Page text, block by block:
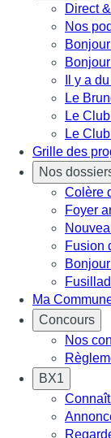
Direct
Nos
Il y a
Le
Le
Le
Grille des
Nos
Colère
Foyer
Fusion
Ma
Concours
Nos
BX1